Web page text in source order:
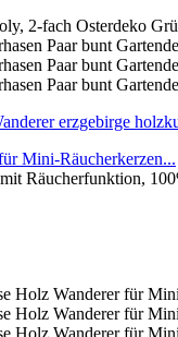
Mini-Räucherkerzen...
mit Räucherfunktion,